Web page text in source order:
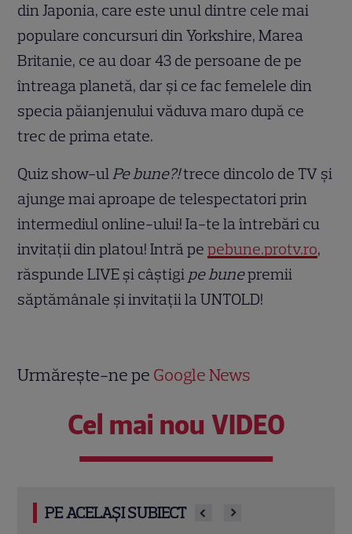
din Japonia, care este unul dintre cele mai
populare concursuri din Yorkshire, Marea
Britanie, ce au doar 43 de persoane de pe
întreaga planetă, dar și ce fac femelele din
specia păianjenului văduva maro după ce
trec de prima etate.
Quiz show-ulPe bune?!trece dincolo de TV și
ajunge mai aproape de telespectatori prin
intermediul online-ului! Ia-te la întrebări cu
invitații din platou! Intră pepebune.protv.ro,
răspunde LIVE și câștigi pe bunepremii
săptămânale și invitații la UNTOLD!
Urmărește-ne pe Google News
Cel mai nou VIDEO
PE ACELAȘI SUBIECT